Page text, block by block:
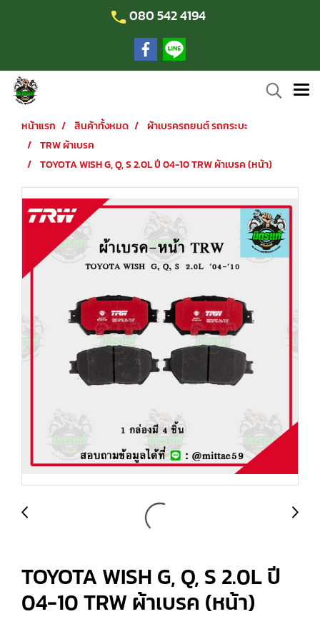
080 542 4194
หน้าแรก สินค้าทั้งหมด
ผ้าเบรครถยนต์ รถกระบะ
TRW ผ้าเบรค
TOYOTA WISH G, Q, S 2.0L ปี 04-10 TRW ผ้าเบรค (หน้า)
TOYOTA WISH G, Q, S 2.0L ปี
04-10 TRW ผ้าเบรค (หน้า)